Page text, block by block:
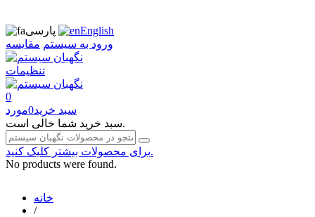
پارسی
English
ورود به سیستم مقایسه
تنظیمات
0
سبد خرید0مورد
سبد خرید شما خالی است.
برای محصولات بیشتر کلیک کنید.
No products were found.
خانه
/